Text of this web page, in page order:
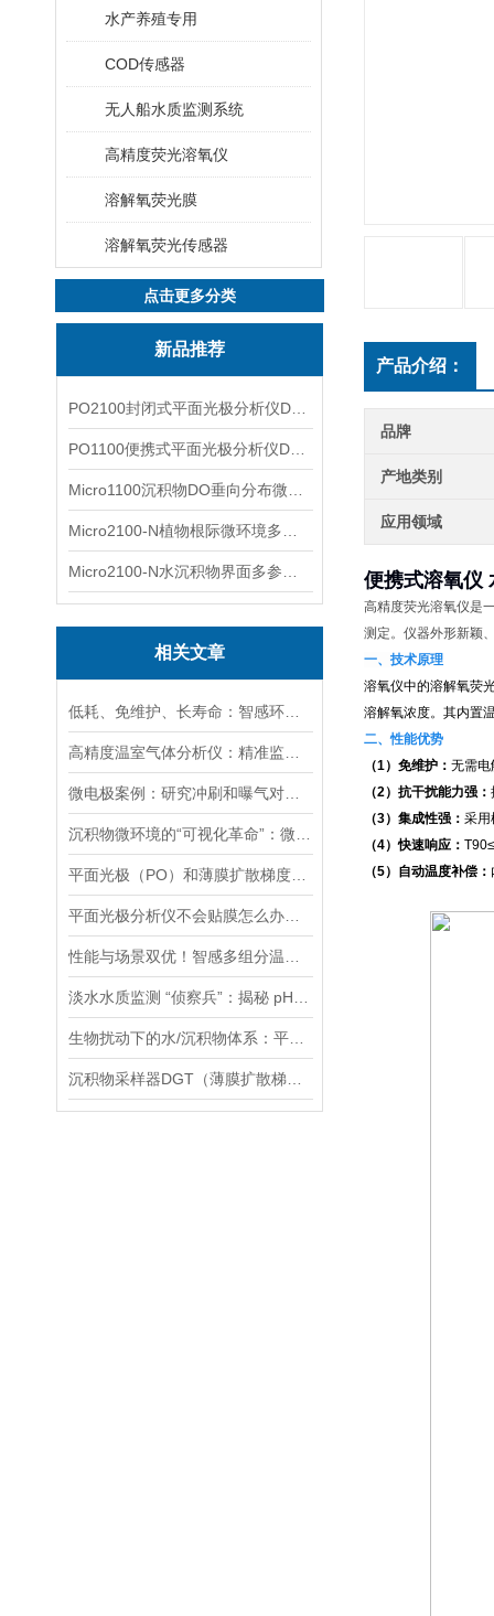
水产养殖专用
COD传感器
无人船水质监测系统
高精度荧光溶氧仪
溶解氧荧光膜
溶解氧荧光传感器
点击更多分类
新品推荐
相关文章
产品介绍：
品牌
产地类别
应用领域
便携式溶氧仪
高精度荧光溶氧仪是
测定。仪器外形新颖
一、技术原理
溶氧仪中的溶解氧荧
溶解氧浓度。其内置
二、性能优势
（1）免维护： 无需电
（2）抗干扰能力强：
（3）集成性强： 采用
（4）快速响应：
（5）自动温度补偿：